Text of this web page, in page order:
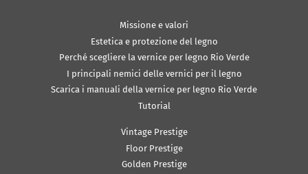
Missione e valori
Estetica e protezione del legno
Perché scegliere la vernice per legno Rio Verde
I principali nemici delle vernici per il legno
Scarica i manuali della vernice per legno Rio Verde
Tutorial
Vintage Prestige
Floor Prestige
Golden Prestige